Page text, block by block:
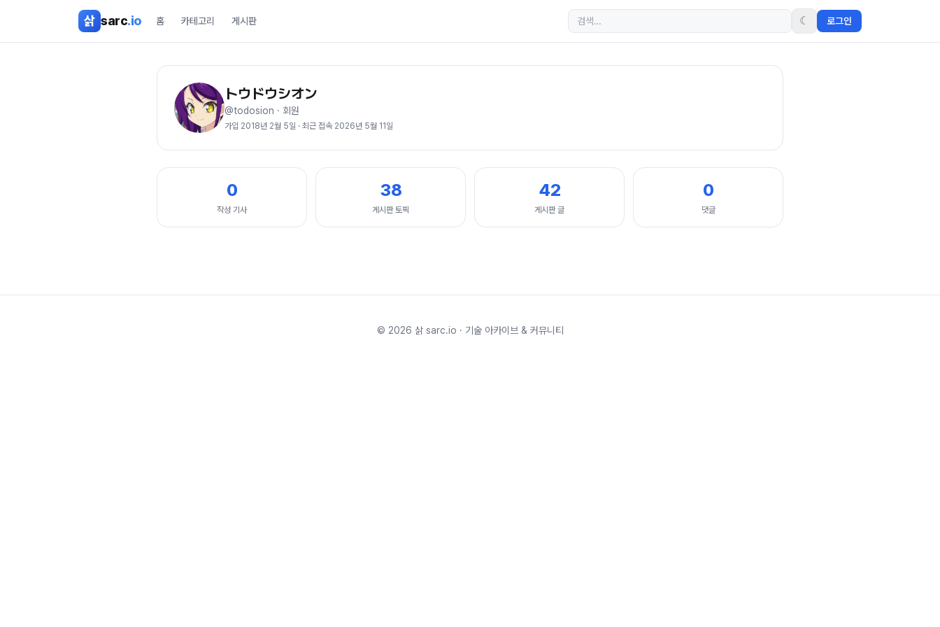
삵 sarc.io 홈 카테고리 게시판 ☾ 로그인
トウドウシオン
@todosion · 회원
가입 2018년 2월 5일 · 최근 접속 2026년 5월 11일
0
작성 기사
38
게시판 토픽
42
게시판 글
0
댓글
© 2026 삵 sarc.io · 기술 아카이브 & 커뮤니티